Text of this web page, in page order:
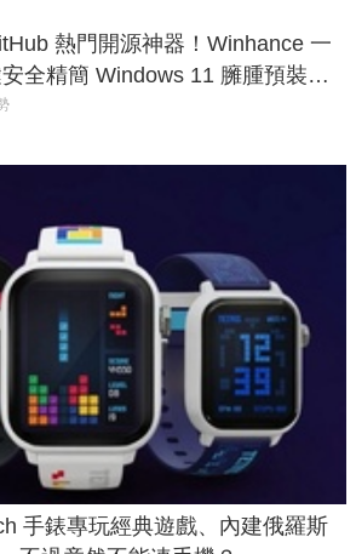
熱門開源神器！Winhance 一
全精簡 Windows 11 臃腫預裝軟
後台追蹤
手錶專玩經典遊戲、內建俄羅斯